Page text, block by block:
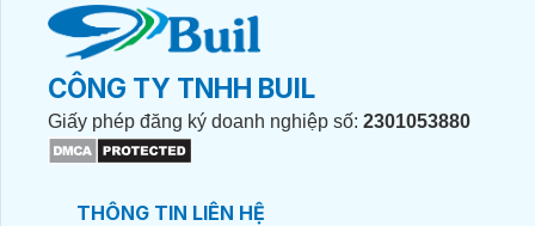
CÔNG TY TNHH BUIL
Giấy phép đăng ký doanh nghiệp số: 2301053880
THÔNG TIN LIÊN HỆ